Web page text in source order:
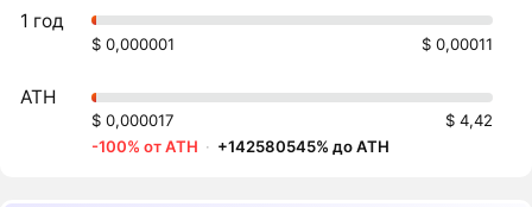
1 год
$ 0,000001 $ 0,00011
ATH
$ 0,000017
$ 4,42
-100% от ATH · +142580545% до ATH